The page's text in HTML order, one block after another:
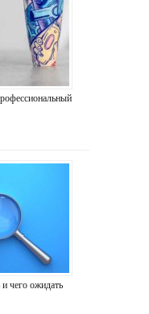
чего ожидать